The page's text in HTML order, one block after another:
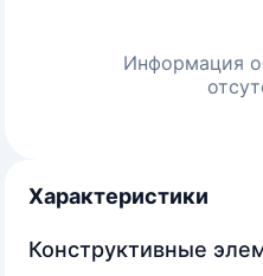
Информация
Характеристики
Конструктивные